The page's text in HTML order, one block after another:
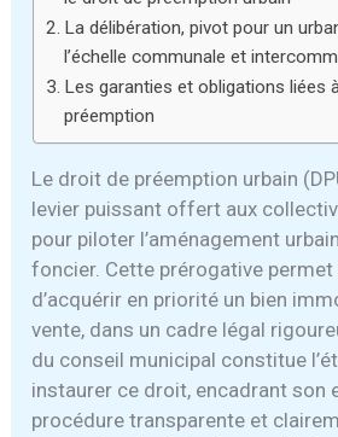
La délibération, pivot pour un
l’échelle communale et
Les garanties et obligations liées
préemption
Le droit de préemption urbain
levier puissant offert aux
pour piloter l’aménagement
foncier. Cette prérogative permet
d’acquérir en priorité un bien
vente, dans un cadre légal
du conseil municipal constitue
instaurer ce droit, encadrant son
procédure transparente et